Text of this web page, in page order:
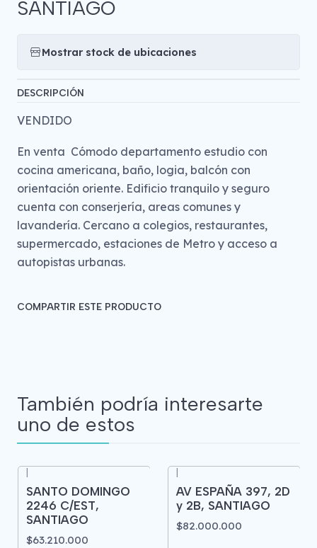
SANTIAGO
Mostrar stock de ubicaciones
DESCRIPCIÓN
VENDIDO
En venta Cómodo departamento estudio con
cocina americana, baño, logia, balcón con
orientación oriente. Edificio tranquilo y seguro
cuenta con conserjería, areas comunes y
lavandería. Cercano a colegios, restaurantes,
supermercado, estaciones de Metro y acceso a
autopistas urbanas.
COMPARTIR ESTE PRODUCTO
También podría interesarte
uno de estos
SANTO DOMINGO
2246 C/EST,
SANTIAGO
$63.210.000
AV ESPAÑA 397, 2D
y 2B, SANTIAGO
$82.000.000